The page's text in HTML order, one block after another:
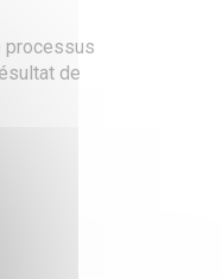
processus
de